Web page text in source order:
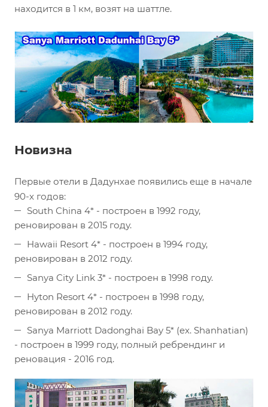
находится в 1 км, возят на шаттле.
Новизна
Первые отели в Дадунхае появились еще в начале
90-х годов:
South China 4* - построен в 1992 году,
реновирован в 2015 году.
Hawaii Resort 4* - построен в 1994 году,
реновирован в 2012 году.
Sanya City Link 3* - построен в 1998 году.
Hyton Resort 4* - построен в 1998 году,
реновирован в 2012 году.
Sanya Marriott Dadonghai Bay 5* (ex. Shanhatian)
- построен в 1999 году, полный ребрендинг и
реновация - 2016 год.